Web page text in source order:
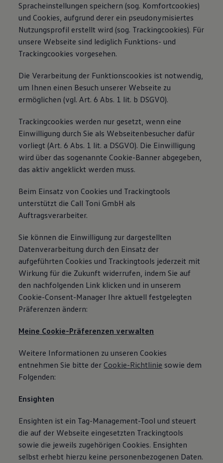
Spracheinstellungen speichern (sog. Komfortcookies)
und Cookies, aufgrund derer ein pseudonymisiertes
Nutzungsprofil erstellt wird (sog. Trackingcookies). Für
unsere Webseite sind lediglich Funktions- und
Trackingcookies vorgesehen.
Die Verarbeitung der Funktionscookies ist notwendig,
um Ihnen einen Besuch unserer Webseite zu
ermöglichen (vgl. Art. 6 Abs. 1 lit. b DSGVO).
Trackingcookies werden nur gesetzt, wenn eine
Einwilligung durch Sie als Webseitenbesucher dafür
vorliegt (Art. 6 Abs. 1 lit. a DSGVO). Die Einwilligung
wird über das sogenannte Cookie-Banner abgegeben,
das aktiv angeklickt werden muss.
Beim Einsatz von Cookies und Trackingtools
unterstützt die Call Toni GmbH als
Auftragsverarbeiter.
Sie können die Einwilligung zur dargestellten
Datenverarbeitung durch den Einsatz der
aufgeführten Cookies und Trackingtools jederzeit mit
Wirkung für die Zukunft widerrufen, indem Sie auf
den nachfolgenden Link klicken und in unserem
Cookie-Consent-Manager Ihre aktuell festgelegten
Präferenzen ändern:
Meine Cookie-Präferenzen verwalten
Weitere Informationen zu unseren Cookies
entnehmen Sie bitte derCookie-Richtlinie sowie dem
Folgenden:
Ensighten
Ensighten ist ein Tag-Management-Tool und steuert
die auf der Webseite eingesetzten Trackingtools
sowie die jeweils zugehörigen Cookies. Ensighten
selbst erhebt hierzu keine personenbezogenen Daten.